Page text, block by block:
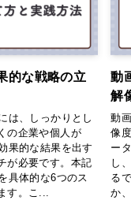
的な戦略の立
は、しっかりとし
の企業や個人が
果的な結果を出す
が必要です。本記
具体的な6つのス
す。こ...
動
解
動
像
ー
し
る
か